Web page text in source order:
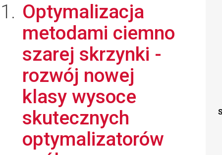
Optymalizacja
metodami ciemno
szarej skrzynki -
rozwój nowej
klasy wysoce
skutecznych
optymalizatorów